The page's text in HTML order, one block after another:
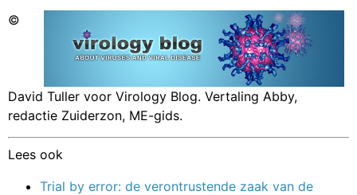
©
David Tuller voor Virology Blog. Vertaling Abby,
redactie Zuiderzon, ME-gids.
Lees ook
Trial by error: de verontrustende zaak van de